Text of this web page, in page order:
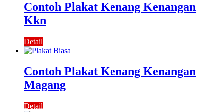
Contoh Plakat Kenang Kenangan
Kkn
Detail
Contoh Plakat Kenang Kenangan
Magang
Detail